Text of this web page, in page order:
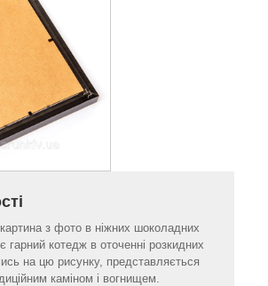
з фото в ніжних шоколадних
гарний котедж в оточенні розкидних
на цю рисунку, представляється
каміном і вогнищем.